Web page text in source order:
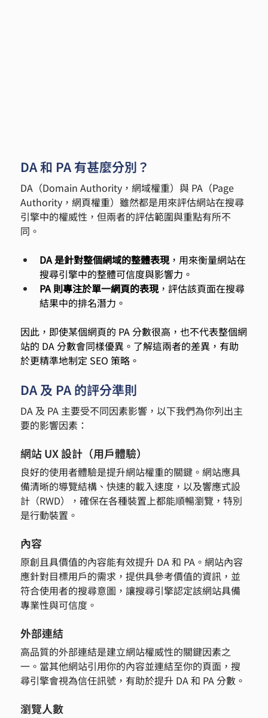
DA 和 PA 有甚麼分別？
DA（Domain Authority，網域權重）與 PA（Page
Authority，網頁權重）雖然都是用來評估網站在搜尋
引擎中的權威性，但兩者的評估範圍與重點有所不
同。
DA 是針對整個網域的整體表現，用來衡量網站在
搜尋引擎中的整體可信度與影響力。
PA 則專注於單一網頁的表現，評估該頁面在搜尋
結果中的排名潛力。
因此，即使某個網頁的 PA 分數很高，也不代表整個網
站的 DA 分數會同樣優異。了解這兩者的差異，有助
於更精準地制定 SEO 策略。
DA 及 PA 的評分準則
DA 及 PA 主要受不同因素影響，以下我們為你列出主
要的影響因素：
網站 UX 設計（用戶體驗）
良好的使用者體驗是提升網站權重的關鍵。網站應具
備清晰的導覽結構、快速的載入速度，以及響應式設
計（RWD），確保在各種裝置上都能順暢瀏覽，特別
是行動裝置。
內容
原創且具價值的內容能有效提升 DA 和 PA。網站內容
應針對目標用戶的需求，提供具參考價值的資訊，並
符合使用者的搜尋意圖，讓搜尋引擎認定該網站具備
專業性與可信度。
外部連結
高品質的外部連結是建立網站權威性的關鍵因素之
一。當其他網站引用你的內容並連結至你的頁面，搜
尋引擎會視為信任訊號，有助於提升 DA 和 PA 分數。
瀏覽人數